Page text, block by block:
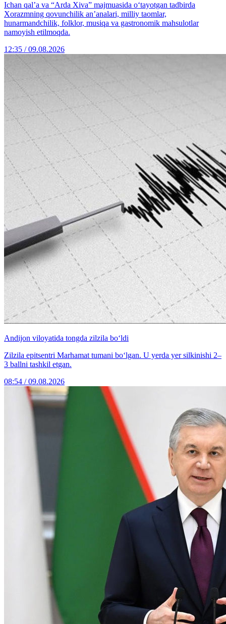
Ichan qal’a va “Arda Xiva” majmuasida o‘tayotgan tadbirda
Xorazmning qovunchilik an’analari, milliy taomlar,
hunarmandchilik, folklor, musiqa va gastronomik mahsulotlar
namoyish etilmoqda.
12:35 / 09.08.2026
Andijon viloyatida tongda zilzila bo‘ldi
Zilzila epitsentri Marhamat tumani bo‘lgan. U yerda yer silkinishi 2–
3 ballni tashkil etgan.
08:54 / 09.08.2026